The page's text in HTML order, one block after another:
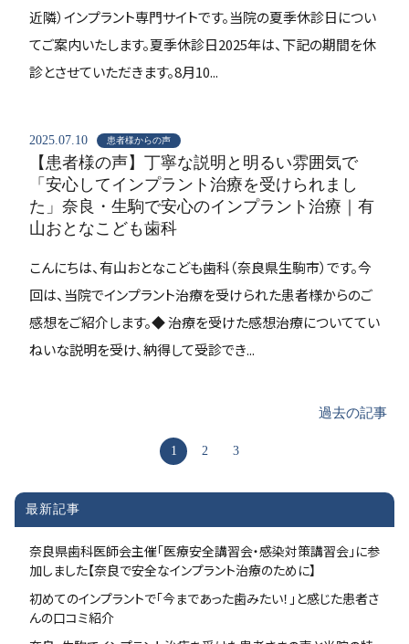
近隣）インプラント専門サイトです。当院の夏季休診日につい
てご案内いたします。夏季休診日2025年は、下記の期間を休
診とさせていただきます。8月10...
2025.07.10 患者様からの声
【患者様の声】丁寧な説明と明るい雰囲気で
「安心してインプラント治療を受けられまし
た」奈良・生駒で安心のインプラント治療｜有
山おとなこども歯科
こんにちは、有山おとなこども歯科（奈良県生駒市）です。今
回は、当院でインプラント治療を受けられた患者様からのご
感想をご紹介します。◆ 治療を受けた感想治療についててい
ねいな説明を受け、納得して受診でき...
1 2 3
過去の記事
最新記事
奈良県歯科医師会主催「医療安全講習会・感染対策講習会」に参
加しました【奈良で安全なインプラント治療のために】
初めてのインプラントで「今まであった歯みたい！」と感じた患者さ
んの口コミ紹介